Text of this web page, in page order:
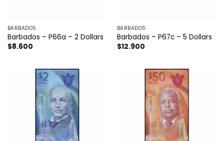
BARBADOS
Barbados – P66a – 2 Dollars
$8.600
BARBADOS
Barbados – P67c – 5 Dollars
$12.900